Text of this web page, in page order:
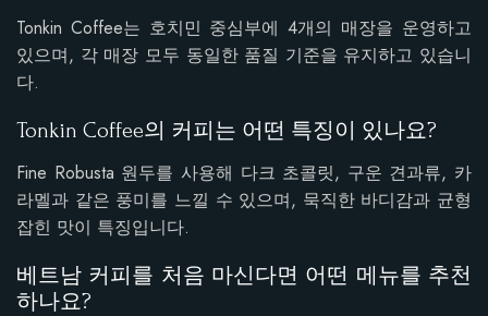
Tonkin Coffee는 호치민 중심부에 4개의 매장을 운영하고
있으며, 각 매장 모두 동일한 품질 기준을 유지하고 있습니
다.
Tonkin Coffee의 커피는 어떤 특징이 있나요?
Fine Robusta 원두를 사용해 다크 초콜릿, 구운 견과류, 카
라멜과 같은 풍미를 느낄 수 있으며, 묵직한 바디감과 균형
잡힌 맛이 특징입니다.
베트남 커피를 처음 마신다면 어떤 메뉴를 추천
하나요?